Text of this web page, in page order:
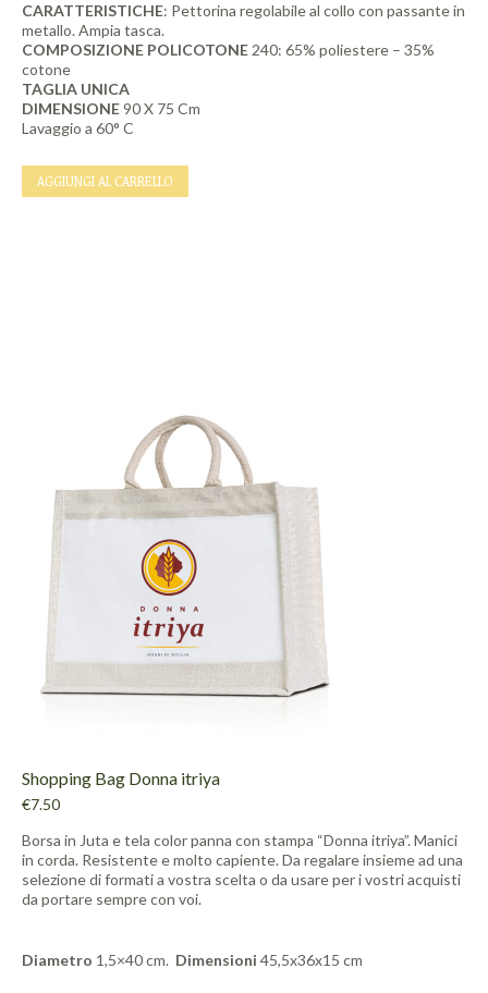
CARATTERISTICHE: Pettorina regolabile al collo con passante in
metallo. Ampia tasca.
COMPOSIZIONE POLICOTONE240: 65% poliestere – 35%
cotone
TAGLIA UNICA
DIMENSIONE90 X 75 Cm
Lavaggio a 60° C
AGGIUNGI AL CARRELLO
Shopping Bag Donna itriya
€7.50
Borsa in Juta e tela color panna con stampa “Donna itriya”. Manici
in corda. Resistente e molto capiente. Da regalare insieme ad una
selezione di formati a vostra scelta o da usare per i vostri acquisti
da portare sempre con voi.
Diametro 1,5×40 cm. Dimensioni 45,5x36x15 cm